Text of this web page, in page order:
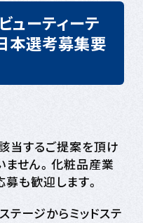
ーティーテ
本選考募集要
当するご提案を頂け
せん。化粧品産業
も歓迎します。
テージからミッドステ